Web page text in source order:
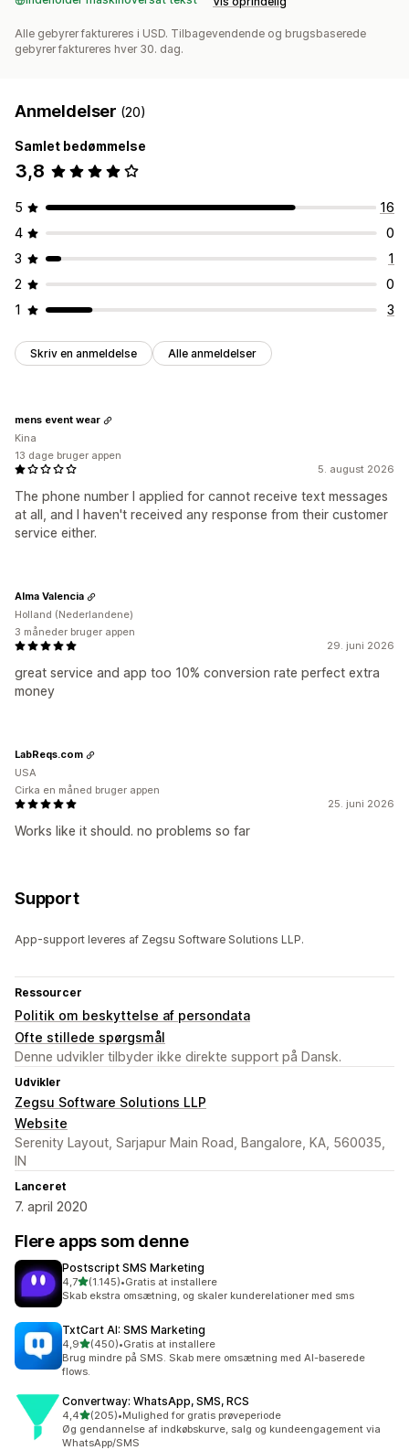
Alle gebyrer faktureres i USD. Tilbagevendende og brugsbaserede
gebyrer faktureres hver 30. dag.
Anmeldelser (20)
Samlet bedømmelse
3,8
5
16
4
0
3
1
2
0
1
3
Skriv en anmeldelse Alle anmeldelser
5. august 2026
The phone number I applied for cannot receive text messages
at all, and I haven't received any response from their customer
service either.
mens event wear
Kina
13 dage bruger appen
29. juni 2026
great service and app too 10% conversion rate perfect extra
money
Alma Valencia
Holland (Nederlandene)
3 måneder bruger appen
25. juni 2026
Works like it should. no problems so far
LabReqs.com
USA
Cirka en måned bruger appen
Support
App-support leveres af Zegsu Software Solutions LLP.
Ressourcer
Politik om beskyttelse af persondata
Ofte stillede spørgsmål
Denne udvikler tilbyder ikke direkte support på Dansk.
Udvikler
Zegsu Software Solutions LLP
Website
Serenity Layout, Sarjapur Main Road, Bangalore, KA, 560035,
IN
Lanceret
7. april 2020
Flere apps som denne
Postscript SMS Marketing
4,7ud af 5 stjerner
(1.145)
1145 anmeldelser i alt
•Gratis at installere
Skab ekstra omsætning, og skaler kunderelationer med sms
TxtCart AI: SMS Marketing
4,9ud af 5 stjerner
(450)
450 anmeldelser i alt
•Gratis at installere
Brug mindre på SMS. Skab mere omsætning med AI-baserede
flows.
Convertway: WhatsApp, SMS, RCS
4,4ud af 5 stjerner
(205)
205 anmeldelser i alt
•Mulighed for gratis prøveperiode
Øg gendannelse af indkøbskurve, salg og kundeengagement via
WhatsApp/SMS